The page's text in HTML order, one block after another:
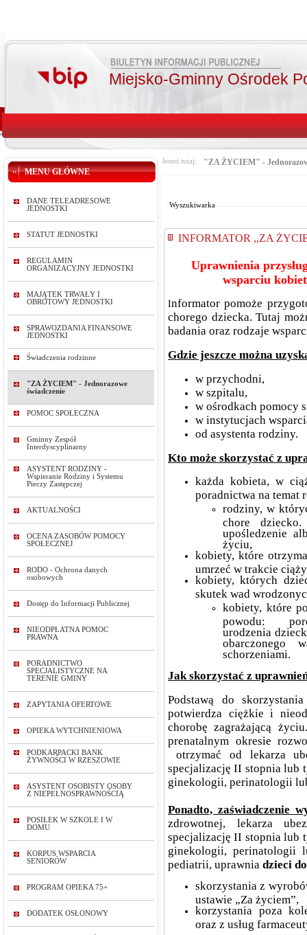
Miejsko-Gminny Ośrodek
MENU GŁÓWNE
DANE TELEADRESOWE
JEDNOSTKI
STATUT JEDNOSTKI
REGULAMIN
ORGANIZACYJNY JEDNOSTKI
MAJĄTEK TRWAŁY I
OBROTOWY JEDNOSTKI
SPRAWOZDANIA FINANSOWE
JEDNOSTKI
Świadczenia rodzinne
"ZA ŻYCIEM" - Jednorazowe
świadczenie
POMOC SPOŁECZNA
Gminny Zespół
Interdyscyplinarny
ASYSTENT RODZINY -
Wspieranie Rodziny i Systemu
Pieczy Zastępczej
AKTUALNOŚCI
OCENA ZASOBÓW POMOCY
SPOŁECZNEJ
RODO - Ochrona danych
osobowych
Dostęp do Informacji Publicznej
NIEODPŁATNA POMOC
PRAWNA
PORADNICTWO
SPECJALISTYCZNE NA
TERENIE GMINY
ZAPYTANIA OFERTOWE
OPIEKA WYTCHNIENIOWA
PODKARPACKI BANK
ŻYWNOŚCI W RZESZOWIE
ASYSTENT OSOBISTY OSOBY
Z NIEPEŁNOSPRAWNOŚCIĄ
POSIŁEK W SZKOLE I W
DOMU
KORPUS WSPARCIA
SENIORÓW
PROGRAM OPIEKA 75+
DODATEK OSŁONOWY
Jesteś tutaj: "ZA ŻYCIEM" -
Wyszukiwarka
INFORMATOR ,,ZA
Uprawnienia
wsparciu
Informator pomoże
chorego dziecka. Tutaj
badania oraz rodzaje
Gdzie jeszcze można
w przychodni,
w szpitalu,
w ośrodkach pomocy
w instytucjach
od asystenta rodziny.
Kto może skorzystać z
każda kobieta, w
poradnictwa na temat
rodziny, w
chore
upośledzenie
życiu,
kobiety, które
umrzeć w trakcie
kobiety, których
skutek wad
kobiety, które
powodu:
urodzenia
obarczonego
schorzeniami.
Jak skorzystać z
Podstawą do
potwierdza ciężkie i
chorobę zagrażającą
prenatalnym okresie
otrzymać od lekarza
specjalizację II stopnia lub
ginekologii, perinatologii
Ponadto, zaświadczenie
zdrowotnej, lekarza
specjalizację II stopnia lub
ginekologii, perinatologii
pediatrii, uprawnia dzieci
skorzystania z
ustawie „Za życiem”,
korzystania poza
oraz z usług